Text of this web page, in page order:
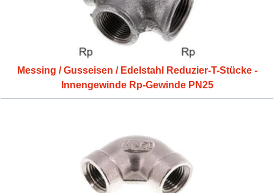
Messing / Gusseisen / Edelstahl Reduzier-T-Stücke -
Innengewinde Rp-Gewinde PN25